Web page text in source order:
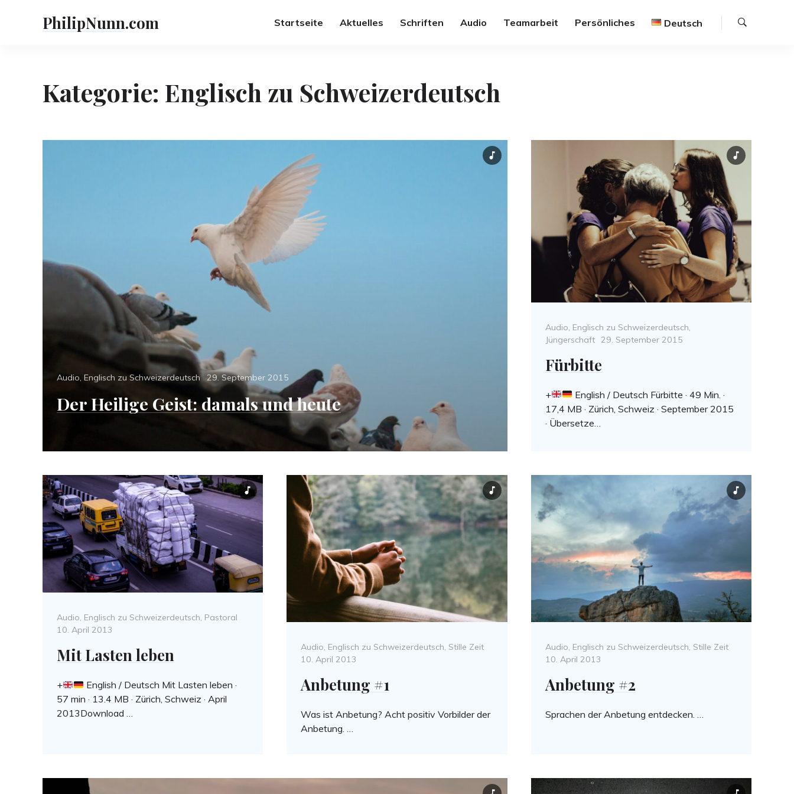
PhilipNunn.com Startseite Aktuelles Schriften Audio Teamarbeit Persönliches Deutsch
Kategorie: Englisch zu Schweizerdeutsch
Categories
Audio,Englisch zu Schweizerdeutsch
Posted
on
29. September 2015
Der Heilige Geist: damals und heute
Categories
Audio, Englisch zu Schweizerdeutsch,
Jüngerschaft Posted
29. September 2015
Fürbitte
+
English / Deutsch Fürbitte · 49 Min. ·
17,4 MB · Zürich, Schweiz · September 2015
· Übersetze…
Categories
Audio, Englisch zu Schweizerdeutsch, Pastoral
10. April 2013
Mit Lasten leben
+
English / Deutsch Mit Lasten leben ·
57 min · 13.4 MB · Zürich, Schweiz · April
2013Download …
Categories
Audio, Englisch zu Schweizerdeutsch, Stille Zeit
10. April 2013
Anbetung #1
Was ist Anbetung? Acht positiv Vorbilder der
Anbetung. …
Categories
Audio, Englisch zu Schweizerdeutsch, Stille Zeit
10. April 2013
Anbetung #2
Sprachen der Anbetung entdecken. …